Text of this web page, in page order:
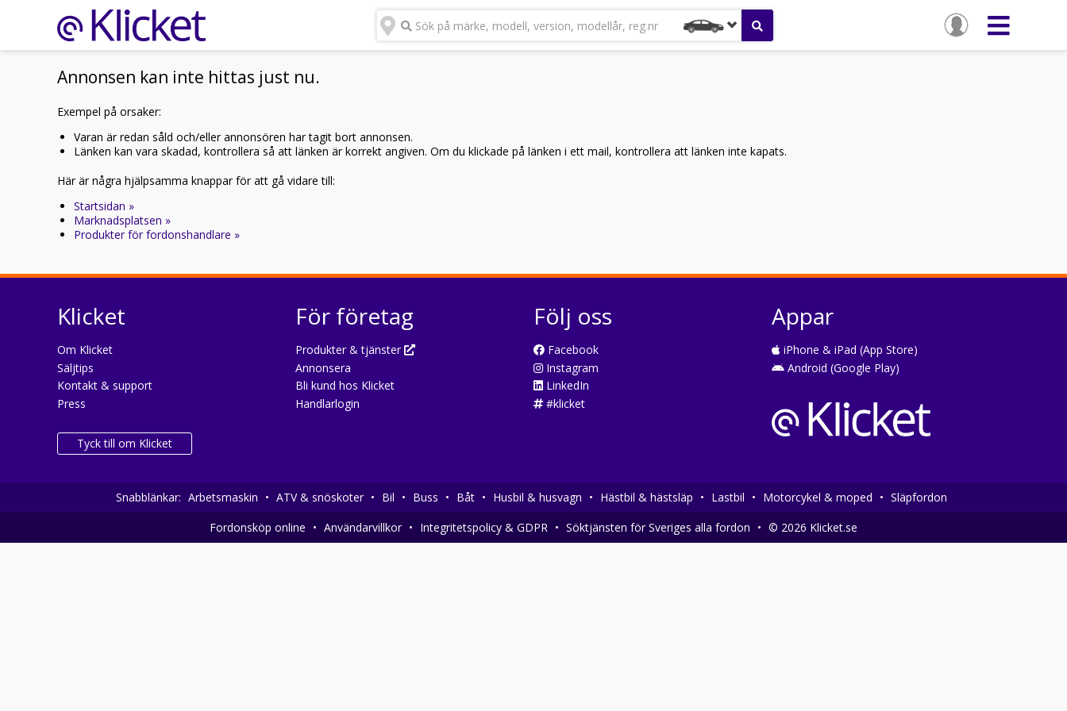
Sök på märke, modell, version, modellår, reg.nr
Annonsen kan inte hittas just nu.
Exempel på orsaker:
Varan är redan såld och/eller annonsören har tagit bort annonsen.
Länken kan vara skadad, kontrollera så att länken är korrekt angiven. Om du klickade på länken i ett mail, kontrollera att länken inte kapats.
Här är några hjälpsamma knappar för att gå vidare till:
Startsidan »
Marknadsplatsen »
Produkter för fordonshandlare »
Klicket
Om Klicket
Säljtips
Kontakt & support
Press
Tyck till om Klicket
För företag
Produkter & tjänster
Annonsera
Bli kund hos Klicket
Handlarlogin
Följ oss
Facebook
Instagram
LinkedIn
#klicket
Appar
iPhone & iPad (App Store)
Android (Google Play)
Snabblänkar: Arbetsmaskin • ATV & snöskoter • Bil • Buss • Båt • Husbil & husvagn • Hästbil & hästsläp • Lastbil • Motorcykel & moped • Släpfordon
Fordonsköp online • Användarvillkor • Integritetspolicy & GDPR • Söktjänsten för Sveriges alla fordon • © 2026 Klicket.se